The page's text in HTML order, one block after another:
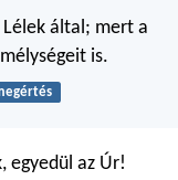
által; mert a
is.
egyedül az Úr!